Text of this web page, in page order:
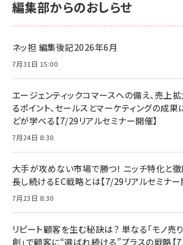
編集部からのおしらせ
ネッ担 編集後記2026年6月
7月31日 15:00
エージェンティックコマースへの備え、売上
るポイント、セールスとマーケティングの成
どが学べる【7/29リアルセミナー開催】
7月24日 8:30
大手が攻めない市場で勝つ！ ニッチ特化と
長し続けるEC戦略とは【7/29リアルセミナー
7月23日 8:30
リピート顧客を生む秘訣は？ 単なる「モノ売
創」で顧客に“選ばれ続ける”プラスの戦略【